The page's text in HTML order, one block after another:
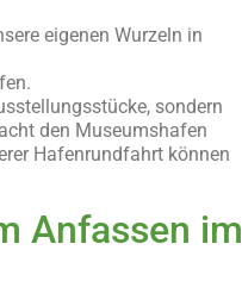
eigenen Wurzeln in
sondern
den Museumshafen
Hafenrundfahrt können
Anfassen im